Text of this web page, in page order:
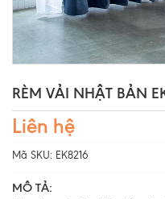
RÈM VẢI NHẬT BẢN
Liên hệ
Mã SKU: EK8216
MÔ TẢ: